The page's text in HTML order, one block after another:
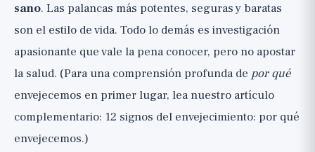
sano. Las palancas más potentes, seguras y baratas
son el estilo de vida. Todo lo demás es investigación
apasionante que vale la pena conocer, pero no apostar
la salud. (Para una comprensión profunda de por qué
envejecemos en primer lugar, lea nuestro artículo
complementario: 12 signos del envejecimiento: por qué
envejecemos.)